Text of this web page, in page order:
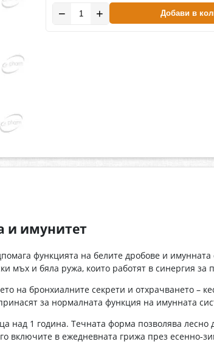
− + Добави в
и имунитет
функцията на белите дробове и
мъх и бяла ружа, които работят в синергия за
на бронхиалните секрети и отхрачването –
за нормалната функция на имунната
над 1 година. Течната форма позволява лесно
включите в ежедневната грижа през есенно-